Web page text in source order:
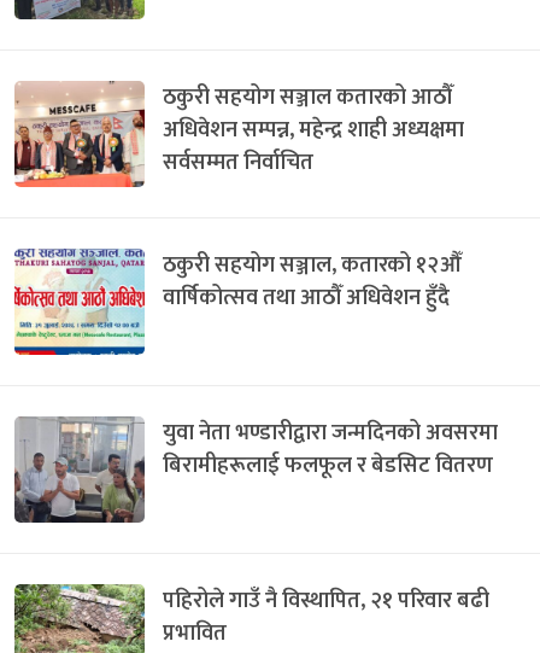
ठकुरी सहयोग सञ्जाल कतारको आठौँ
अधिवेशन सम्पन्न, महेन्द्र शाही अध्यक्षमा
सर्वसम्मत निर्वाचित
ठकुरी सहयोग सञ्जाल, कतारको १२औँ
वार्षिकोत्सव तथा आठौँ अधिवेशन हुँदै
युवा नेता भण्डारीद्वारा जन्मदिनको अवसरमा
बिरामीहरूलाई फलफूल र बेडसिट वितरण
पहिरोले गाउँ नै विस्थापित, २१ परिवार बढी
प्रभावित